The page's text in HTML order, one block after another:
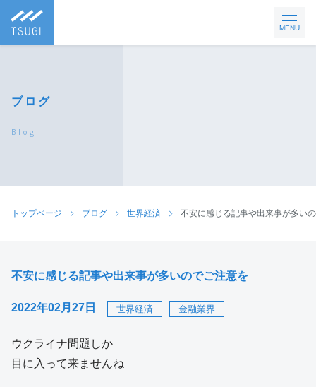
MENU
ブログ
Blog
トップページ ブログ 世界経済 不安に感じる記事や出来事が多い
不安に感じる記事や出来事が多いのでご注意を
2022年02月27日 世界経済 金融業界
ウクライナ問題しか
目に入って来ませんね